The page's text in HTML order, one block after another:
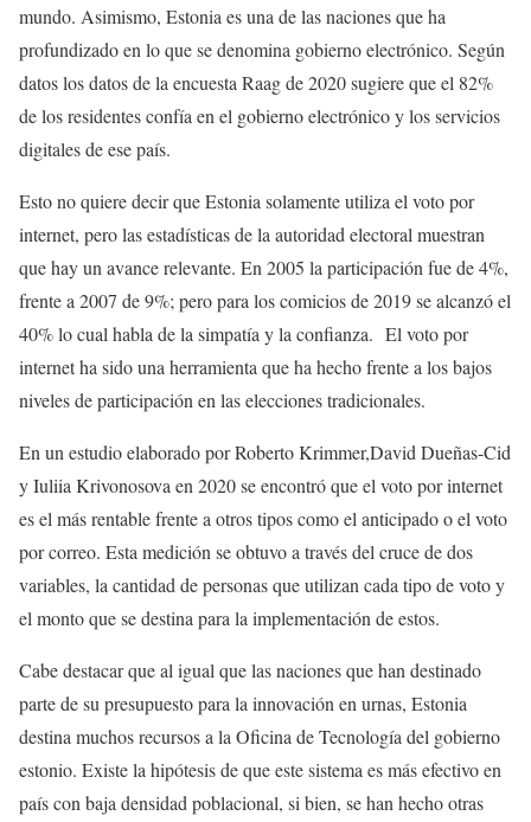
mundo. Asimismo, Estonia es una de las naciones que ha
profundizado en lo que se denomina gobierno electrónico. Según
datos los datos de la encuesta Raag de 2020 sugiere que el 82%
de los residentes confía en el gobierno electrónico y los servicios
digitales de ese país.
Esto no quiere decir que Estonia solamente utiliza el voto por
internet, pero las estadísticas de la autoridad electoral muestran
que hay un avance relevante. En 2005 la participación fue de 4%,
frente a 2007 de 9%; pero para los comicios de 2019 se alcanzó el
40% lo cual habla de la simpatía y la confianza. El voto por
internet ha sido una herramienta que ha hecho frente a los bajos
niveles de participación en las elecciones tradicionales.
En un estudio elaborado por Roberto Krimmer,David Dueñas-Cid
y Iuliia Krivonosova en 2020 se encontró que el voto por internet
es el más rentable frente a otros tipos como el anticipado o el voto
por correo. Esta medición se obtuvo a través del cruce de dos
variables, la cantidad de personas que utilizan cada tipo de voto y
el monto que se destina para la implementación de estos.
Cabe destacar que al igual que las naciones que han destinado
parte de su presupuesto para la innovación en urnas, Estonia
destina muchos recursos a la Oficina de Tecnología del gobierno
estonio. Existe la hipótesis de que este sistema es más efectivo en
país con baja densidad poblacional, si bien, se han hecho otras